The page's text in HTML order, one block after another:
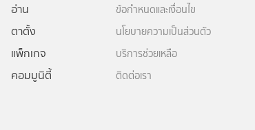
อ่าน
ตาตั้ง
แพ็กเกจ
คอมมูนิตี้
ข้อกำหนดและเงื่อนไข
นโยบายความเป็นส่วนตัว
บริการช่วยเหลือ
ติดต่อเรา